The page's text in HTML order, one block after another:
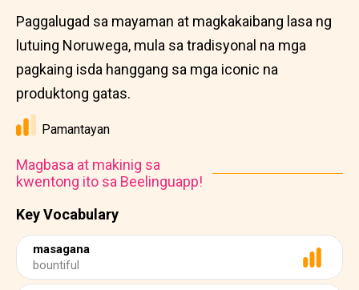
Key Vocabulary
masagana
bountiful
Paggalugad sa mayaman at magkakaibang lasa ng
lutuing Noruwega, mula sa tradisyonal na mga
pagkaing isda hanggang sa mga iconic na
produktong gatas.
Pamantayan
Magbasa at makinig sa
kwentong ito sa Beelinguapp!